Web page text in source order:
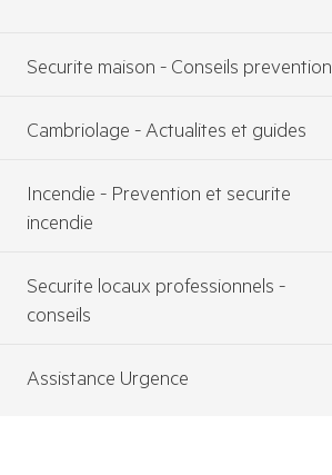
Securite maison - Conseils prevention
Cambriolage - Actualites et guides
Incendie - Prevention et securite
incendie
Securite locaux professionnels -
conseils
Assistance Urgence